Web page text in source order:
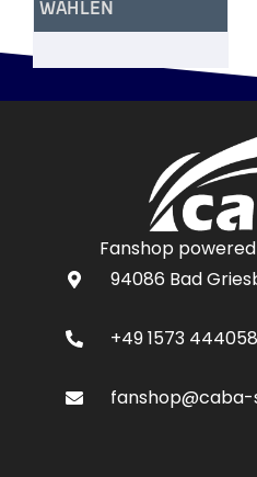
WÄHLEN
Fanshop
94086 Bad
+49 1573